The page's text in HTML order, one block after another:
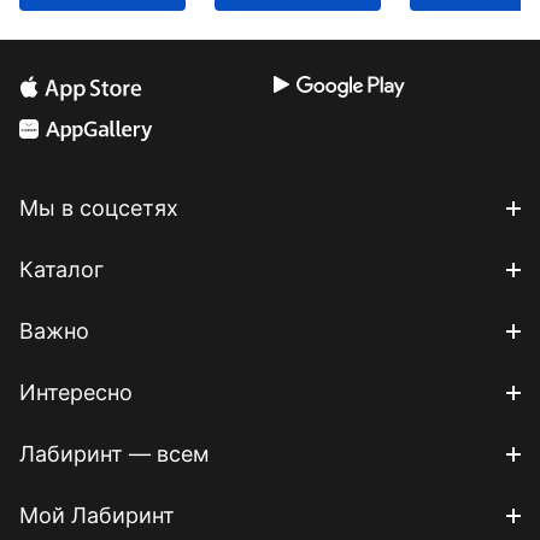
Мы в соцсетях
Каталог
Важно
Интересно
Лабиринт — всем
Мой Лабиринт